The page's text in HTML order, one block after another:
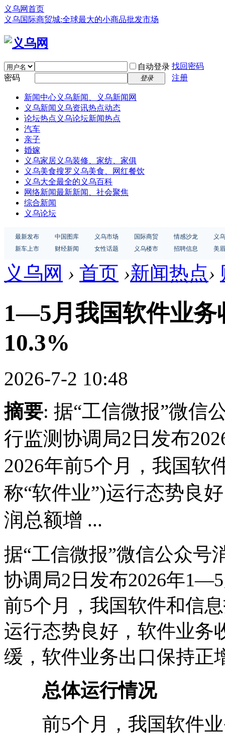
义乌网首页
义乌国际商贸城:全球最大的小商品批发市场
自动登录 找回密码
密码
登录 注册
新闻中心义乌新闻、义乌新闻网
义乌新闻 义乌资讯热点动态
论坛热点 义乌论坛新闻热点
汽车
亲子
婚嫁
义乌家居义乌装修、家纺、家俱
义乌美食搜罗义乌美食、网红餐饮
义乌大全最全的义乌百科
网络新闻最新新闻、社会聚焦
综合新闻
义乌论坛
最新发布 中国图库 义乌市场 国际商贸 情感沙龙
义
新车上市
财经新闻 女性话题 义乌楼市 招聘信息 美
义乌网 › 首页 ›新闻热点›
1—5月我国软件业务
10.3%
2026-7-2 10:48
摘要: 据“工信微报”微信
行监测协调局2日发布
2026年前5个月，我国软
称“软件业”)运行态势良
润总额增 ...
据“工信微报”微信公众号
协调局2日发布2026年
前5个月，我国软件和信
运行态势良好，软件业务
缓，软件业务出口保持正
总体运行情况
前5个月，我国软件业